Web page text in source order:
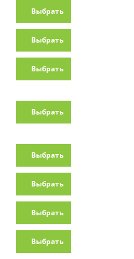
Выбрать
Выбрать
Выбрать
Выбрать
Выбрать
Выбрать
Выбрать
Выбрать